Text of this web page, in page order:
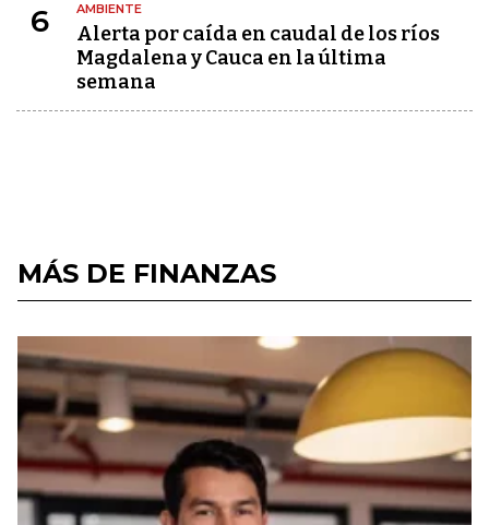
6 AMBIENTE
Alerta por caída en caudal de los ríos
Magdalena y Cauca en la última
semana
MÁS DE FINANZAS